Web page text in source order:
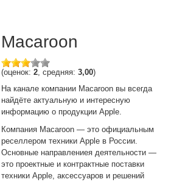
Macaroon
(оценок:2, средняя:3,00)
На канале компании Macaroon вы всегда
найдёте актуальную и интересную
информацию о продукции Apple.
Компания Macaroon — это официальным
реселлером техники Apple в России.
Основные направлениея деятельности —
это проектные и контрактные поставки
техники Apple, аксессуаров и решений